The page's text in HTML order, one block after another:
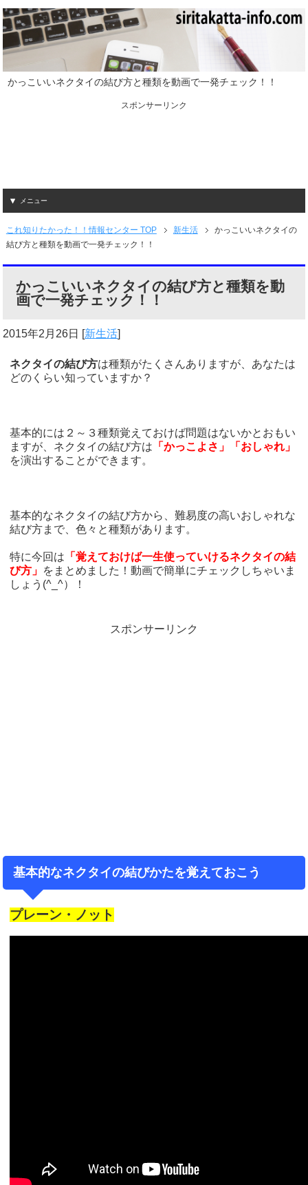
かっこいいネクタイの結び方と種類を動画で一発チェック！！
スポンサーリンク
メニュー
これ知りたかった！！情報センター TOP 新生活
かっこいいネクタイの
結び方と種類を動画で一発チェック！！
かっこいいネクタイの結び方と種類を動
画で一発チェック！！
2015年2月26日 [新生活]
ネクタイの結び方は種類がたくさんありますが、あなたは
どのくらい知っていますか？
基本的には２～３種類覚えておけば問題はないかとおもい
ますが、ネクタイの結び方は 「かっこよさ」「おしゃれ」
を演出することができます。
基本的なネクタイの結び方から、難易度の高いおしゃれな
結び方まで、色々と種類があります。
特に今回は 「覚えておけば一生使っていけるネクタイの結
び方」 をまとめました！動画で簡単にチェックしちゃいま
しょう(^_^）！
スポンサーリンク
基本的なネクタイの結びかたを覚えておこう
プレーン・ノット